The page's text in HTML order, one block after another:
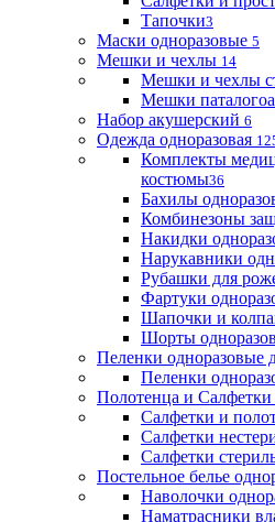
Тапочки3
Маски одноразовые 5
Мешки и чехлы 14
Мешки и чехлы
Мешки
Набор акушерский 6
Одежда одноразовая
Комплекты
костюмы36
Бахилы
Комбинезоны
Накидки
Нарукавники
Рубашки для
Фартуки
Шапочки и
Шорты
Пеленки одноразовые
Пеленки
Полотенца и Салфетки
Салфетки и
Салфетки
Салфетки
Постельное белье
Наволочки
Наматрасники